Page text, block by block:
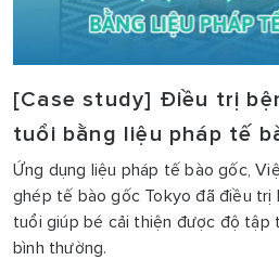
[Case study] Điều trị
tuổi bằng liệu pháp tế
Ứng dụng liệu pháp tế bào gốc,
ghép tế bào gốc Tokyo đã điều
tuổi giúp bé cải thiện được độ tập
bình thường.